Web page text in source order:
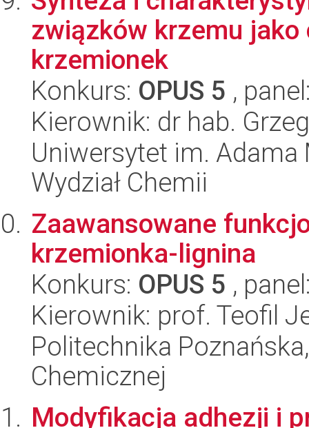
związków krzemu
krzemionek
Konkurs: OPUS 5 ,
Kierownik: dr hab.
Uniwersytet im.
Wydział Chemii
Zaawansowane
krzemionka-lignina
Konkurs: OPUS 5 ,
Kierownik: prof. Teofil
Politechnika
Chemicznej
Modyfikacja adhezji i